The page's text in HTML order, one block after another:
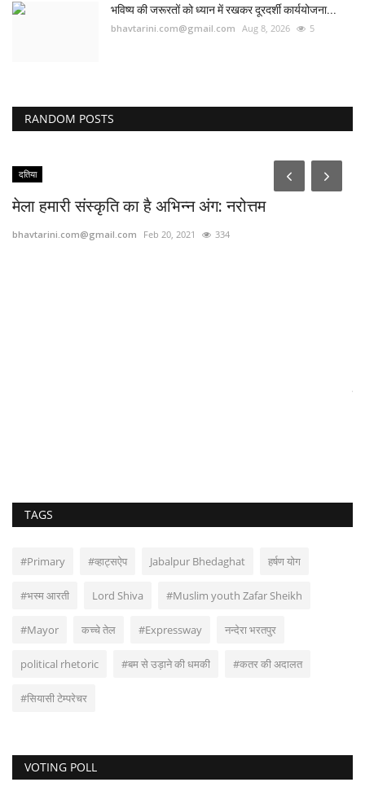
भविष्य की जरूरतों को ध्यान में रखकर दूरदर्शी कार्ययोजना...
bhavtarini.com@gmail.com Aug 8, 2026 5
RANDOM POSTS
दतिया
मेला हमारी संस्कृति का है अभिन्न अंग: नरोत्तम
bhavtarini.com@gmail.com Feb 20, 2021 334
TAGS
#Primary #व्हाट्सऐप Jabalpur Bhedaghat हर्षण योग
#भस्म आरती Lord Shiva #Muslim youth Zafar Sheikh
#Mayor कच्चे तेल #Expressway नन्देरा भरतपुर
political rhetoric #बम से उड़ाने की धमकी #कतर की अदालत
#सियासी टेम्परेचर
VOTING POLL